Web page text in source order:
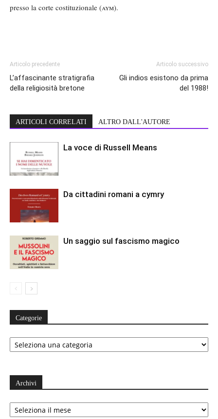
presso la corte costituzionale (aym).
Articolo precedente
L’affascinante stratigrafia
della religiosità bretone
Articolo successivo
Gli indios esistono da prima
del 1988!
ARTICOLI CORRELATI ALTRO DALL'AUTORE
La voce di Russell Means
Da cittadini romani a cymry
Un saggio sul fascismo magico
Categorie
Categorie
Archivi
Archivi